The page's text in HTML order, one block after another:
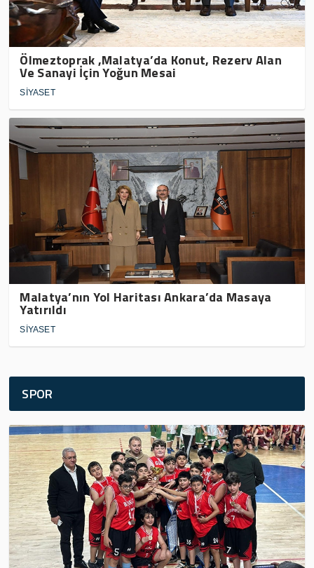
Ölmeztoprak ,Malatya’da Konut, Rezerv Alan
Ve Sanayi İçin Yoğun Mesai
SİYASET
Malatya’nın Yol Haritası Ankara’da Masaya
Yatırıldı
SİYASET
SPOR